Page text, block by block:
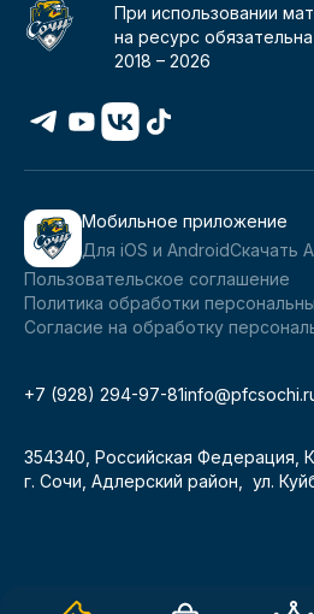
При использовании
на ресурс обязательна
2018 –2026
Мобильное приложение
Для iOS и AndroidСкачать
Пользовательское соглашение
Политика обработки
Согласие на обработку
+7 (928) 294-97-81
354340, Российская Федерация,
г. Сочи, Адлерский район, ул.